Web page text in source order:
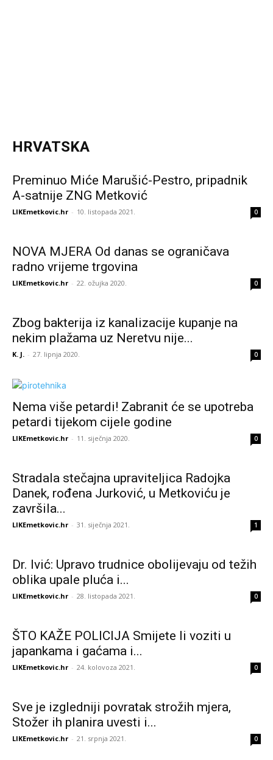
HRVATSKA
Preminuo Miće Marušić-Pestro, pripadnik
A-satnije ZNG Metković
LIKEmetkovic.hr - 10. listopada 2021. 0
NOVA MJERA Od danas se ograničava
radno vrijeme trgovina
LIKEmetkovic.hr - 22. ožujka 2020. 0
Zbog bakterija iz kanalizacije kupanje na
nekim plažama uz Neretvu nije...
K. J. - 27. lipnja 2020. 0
Nema više petardi! Zabranit će se upotreba
petardi tijekom cijele godine
LIKEmetkovic.hr - 11. siječnja 2020. 0
Stradala stečajna upraviteljica Radojka
Danek, rođena Jurković, u Metkoviću je
završila...
LIKEmetkovic.hr - 31. siječnja 2021. 1
Dr. Ivić: Upravo trudnice obolijevaju od težih
oblika upale pluća i...
LIKEmetkovic.hr - 28. listopada 2021. 0
ŠTO KAŽE POLICIJA Smijete li voziti u
japankama i gaćama i...
LIKEmetkovic.hr - 24. kolovoza 2021. 0
Sve je izgledniji povratak strožih mjera,
Stožer ih planira uvesti i...
LIKEmetkovic.hr - 21. srpnja 2021. 0